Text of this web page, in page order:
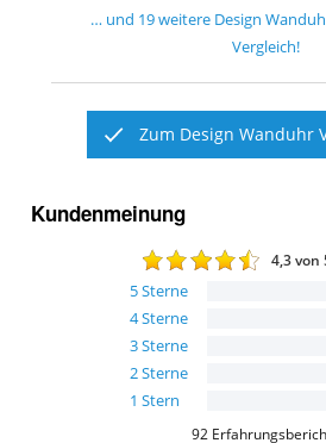
… und 19weitere Design
Vergleich!
Zum Design Wanduhr
Kundenmeinung
4,3von
5Sterne
4Sterne
3Sterne
2Sterne
1 Stern
92